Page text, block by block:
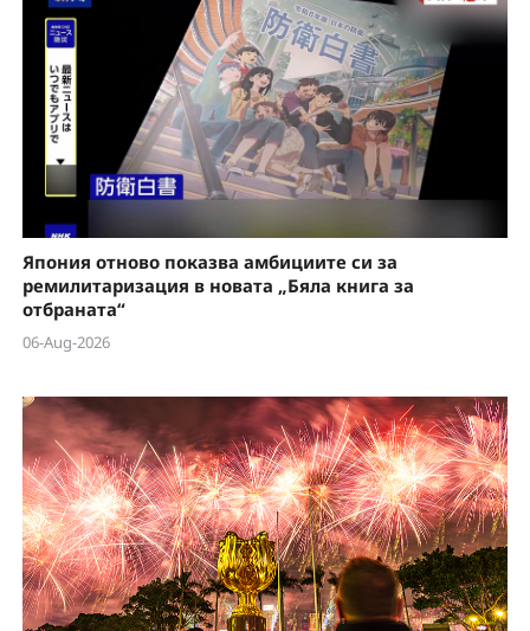
Япония отново показва амбициите си за
ремилитаризация в новата „Бяла книга за
отбраната“
06-Aug-2026